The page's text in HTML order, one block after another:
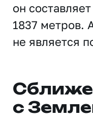
он
1837 метров.
не является
с